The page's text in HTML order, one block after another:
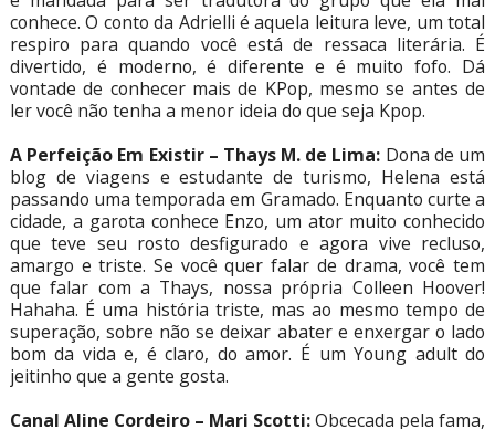
conhece. O conto da Adrielli é aquela leitura leve, um total
respiro para quando você está de ressaca literária. É
divertido, é moderno, é diferente e é muito fofo. Dá
vontade de conhecer mais de KPop, mesmo se antes de
ler você não tenha a menor ideia do que seja Kpop.
A Perfeição Em Existir – Thays M. de Lima: Dona de um
blog de viagens e estudante de turismo, Helena está
passando uma temporada em Gramado. Enquanto curte a
cidade, a garota conhece Enzo, um ator muito conhecido
que teve seu rosto desfigurado e agora vive recluso,
amargo e triste. Se você quer falar de drama, você tem
que falar com a Thays, nossa própria Colleen Hoover!
Hahaha. É uma história triste, mas ao mesmo tempo de
superação, sobre não se deixar abater e enxergar o lado
bom da vida e, é claro, do amor. É um Young adult do
jeitinho que a gente gosta.
Canal Aline Cordeiro – Mari Scotti:Obcecada pela fama,